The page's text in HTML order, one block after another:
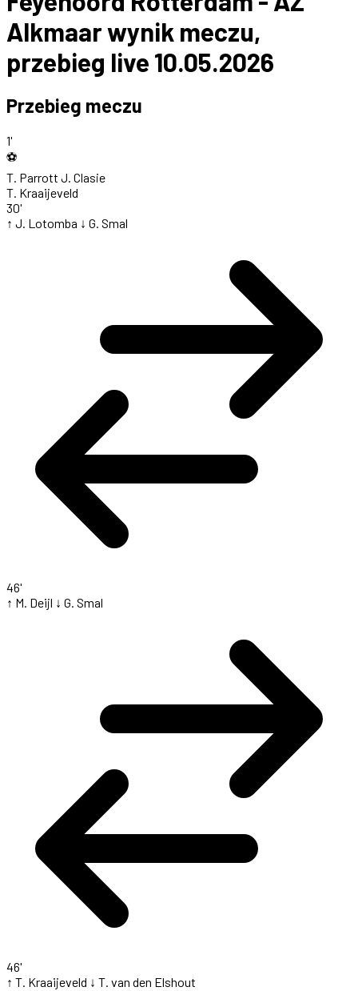
Alkmaar wynik meczu,
przebieg live 10.05.2026
Przebieg meczu
1'
⚽
T. Parrott J. Clasie
T. Kraaijeveld
30'
↑ J. Lotomba ↓ G. Smal
46'
↑ M. Deijl ↓ G. Smal
46'
↑ T. Kraaijeveld ↓ T. van den Elshout